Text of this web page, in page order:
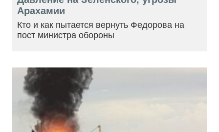
Арахамии
Кто и как пытается вернуть Федорова на
пост министра обороны